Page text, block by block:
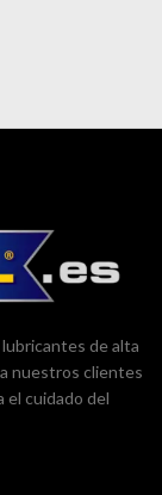
de alta
nuestros clientes
el cuidado del